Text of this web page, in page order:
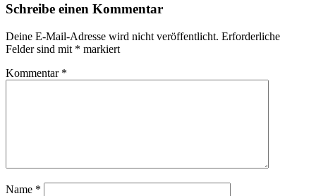
Schreibe einen Kommentar
Deine E-Mail-Adresse wird nicht veröffentlicht. Erforderliche
Felder sind mit * markiert
Kommentar *
Name *